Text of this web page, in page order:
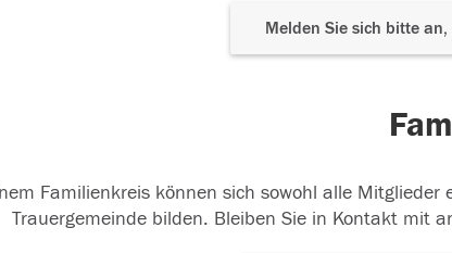
Melden Sie sich bitte
Familienkreis können sich sowohl alle
Trauergemeinde bilden. Bleiben Sie in Kontakt mit